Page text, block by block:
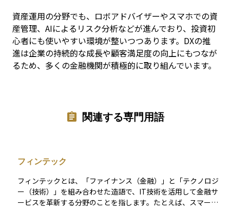
資産運用の分野でも、ロボアドバイザーやスマホでの資
産管理、AIによるリスク分析などが進んでおり、投資初
心者にも使いやすい環境が整いつつあります。DXの推
進は企業の持続的な成長や顧客満足度の向上にもつなが
るため、多くの金融機関が積極的に取り組んでいます。
関連する専門用語
フィンテック
フィンテックとは、「ファイナンス（金融）」と「テクノロジ
ー（技術）」を組み合わせた造語で、IT技術を活用して金融サ
ービスを革新する分野のことを指します。たとえば、スマート